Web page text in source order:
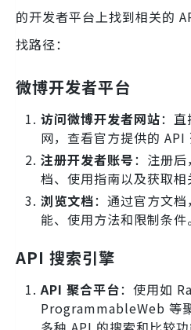
的开发者平台上找到相关的
找路径：
微博开发者平台
访问微博开发者网站：
网，查看官方提供的 API
注册开发者账号：注册
档、使用指南以及获取相
浏览文档：通过官方文
能、使用方法和限制条件。
API 搜索引擎
API 聚合平台：使用如
ProgrammableWeb 等